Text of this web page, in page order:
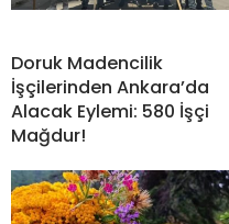
Doruk Madencilik
İşçilerinden Ankara’da
Alacak Eylemi: 580 İşçi
Mağdur!